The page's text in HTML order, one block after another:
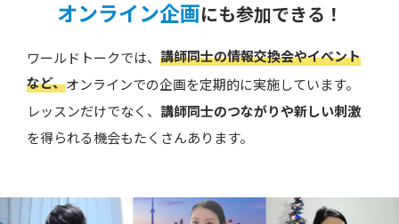
オンライン企画にも参加できる！
ワールドトークでは、 講師同士の情報交換会やイベント
など、オンラインでの企画を定期的に実施しています。
レッスンだけでなく、 講師同士のつながりや新しい刺激
を得られる機会もたくさんあります。